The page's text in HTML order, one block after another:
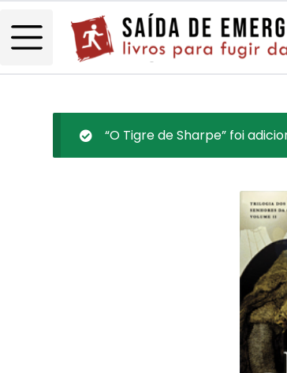
“O Tigre de Sharpe” foi